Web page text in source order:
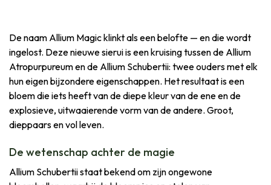
De naam Allium Magic klinkt als een belofte — en die wordt
ingelost. Deze nieuwe sierui is een kruising tussen de Allium
Atropurpureum en de Allium Schubertii: twee ouders met elk
hun eigen bijzondere eigenschappen. Het resultaat is een
bloem die iets heeft van de diepe kleur van de ene en de
explosieve, uitwaaierende vorm van de andere. Groot,
dieppaars en vol leven.
De wetenschap achter de magie
Allium Schubertii staat bekend om zijn ongewone